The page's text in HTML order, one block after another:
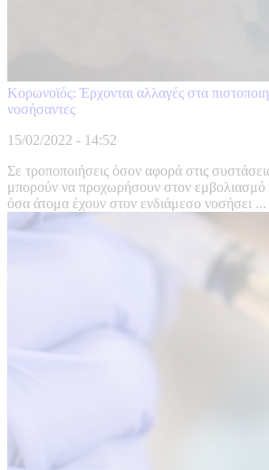
Κορωνοϊός: Έρχονται αλλαγές στα
νοσήσαντες
15/02/2022 - 14:52
Σε τροποποιήσεις όσον αφορά στις
μπορούν να προχωρήσουν στον εμβολιασμό
όσα άτομα έχουν στον ενδιάμεσο νοσήσει ...